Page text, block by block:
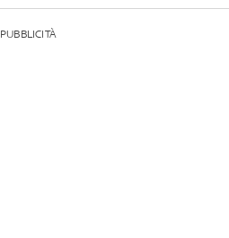
PUBBLICITÀ